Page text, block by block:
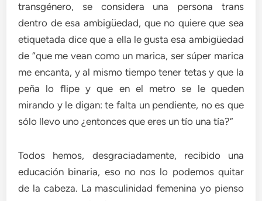
transgénero, se considera una persona trans
dentro de esa ambigüedad, que no quiere que sea
etiquetada dice que a ella le gusta esa ambigüedad
de “que me vean como un marica, ser súper marica
me encanta, y al mismo tiempo tener tetas y que la
peña lo flipe y que en el metro se le queden
mirando y le digan: te falta un pendiente, no es que
sólo llevo uno ¿entonces que eres un tío una tía?”
Todos hemos, desgraciadamente, recibido una
educación binaria, eso no nos lo podemos quitar
de la cabeza. La masculinidad femenina yo pienso